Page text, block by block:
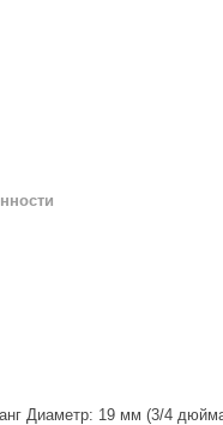
Диаметр: 19 мм (3/4